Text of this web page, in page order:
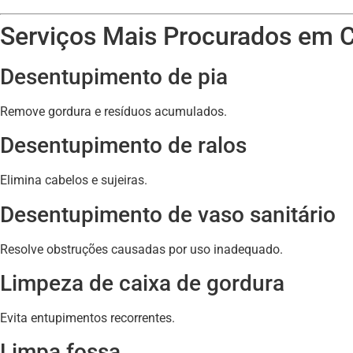
Serviços Mais Procurados em
Desentupimento de pia
Remove gordura e resíduos acumulados.
Desentupimento de ralos
Elimina cabelos e sujeiras.
Desentupimento de vaso sanitário
Resolve obstruções causadas por uso inadequado.
Limpeza de caixa de gordura
Evita entupimentos recorrentes.